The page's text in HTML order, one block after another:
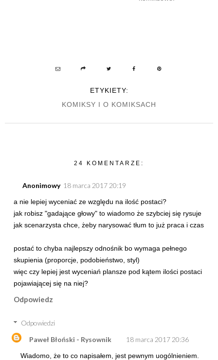
ETYKIETY:
KOMIKSY I O KOMIKSACH
24 KOMENTARZE:
Anonimowy 18 marca 2017 20:19
a nie lepiej wyceniać ze względu na ilość postaci?
jak robisz "gadające głowy" to wiadomo że szybciej się rysuje
jak scenarzysta chce, żeby narysować tłum to już praca i czas
postać to chyba najlepszy odnośnik bo wymaga pełnego
skupienia (proporcje, podobieństwo, styl)
więc czy lepiej jest wyceniań plansze pod kątem ilości postaci
pojawiającej się na niej?
Odpowiedz
Odpowiedzi
Paweł Błoński - Rysownik
18 marca 2017 20:36
Wiadomo, że to co napisałem, jest pewnym uogólnieniem.